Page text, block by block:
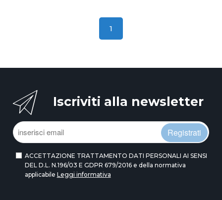
1
Iscriviti alla newsletter
Registrati
ACCETTAZIONE TRATTAMENTO DATI PERSONALI AI SENSI
DEL D.L. N.196/03 E GDPR 679/2016 e della normativa
applicabile Leggi informativa